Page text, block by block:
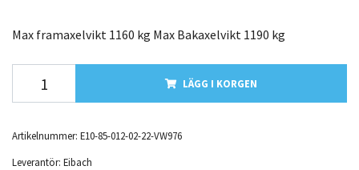
Max framaxelvikt 1160 kg Max Bakaxelvikt 1190 kg
LÄGG I KORGEN
Artikelnummer: E10-85-012-02-22-VW976
Leverantör: Eibach